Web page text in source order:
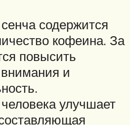
содержится
кофеина. За
повысить
и
улучшает